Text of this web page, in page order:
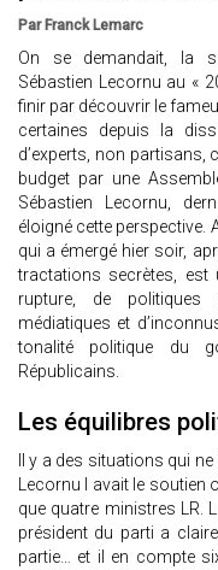
Par Franck Lemarc
On se demandait, la
Sébastien Lecornu au «
finir par découvrir le
certaines depuis la
d’experts, non partisans,
budget par une
Sébastien Lecornu,
éloigné cette perspective.
qui a émergé hier soir,
tractations secrètes, est
rupture, de politiques
médiatiques et
tonalité politique du
Républicains.
Les équilibres
Il y a des situations qui
Lecornu I avait le soutien
que quatre ministres LR.
président du parti a
partie… et il en compte